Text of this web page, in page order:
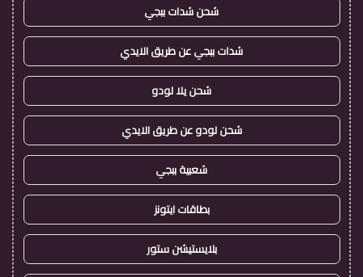
شحن شدات ببجي
شدات ببجي عن طريق الايدي
شحن يلا لودو
شحن لودو عن طريق الايدي
شعبية ببجي
بطاقات ايتونز
بلايستيشن ستور